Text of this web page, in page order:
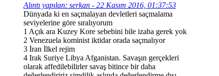
Alıntı yapılan: serkan - 22 Kasım 2016, 01:37:53
Dünyada ki en saçmalayan devletleri saçmalama
seviyelerine göre sıralıyorum
1 Açık ara Kuzey Kore sebebini bile izaha gerek yok
2 Venezuela kominist iktidar orada saçmalıyor
3 İran İlkel rejim
4 Irak Suriye Libya Afganistan. Savaşın gerçekleri
olarak affedilebilirler savaş bitince bir daha